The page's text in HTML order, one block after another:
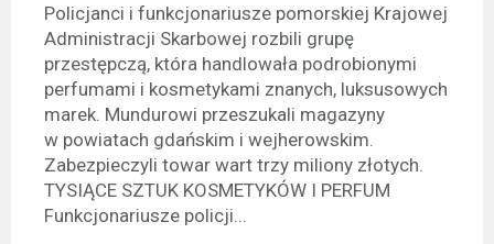
Policjanci i funkcjonariusze pomorskiej Krajowej
Administracji Skarbowej rozbili grupę
przestępczą, która handlowała podrobionymi
perfumami i kosmetykami znanych, luksusowych
marek. Mundurowi przeszukali magazyny
w powiatach gdańskim i wejherowskim.
Zabezpieczyli towar wart trzy miliony złotych.
TYSIĄCE SZTUK KOSMETYKÓW I PERFUM
Funkcjonariusze policji...